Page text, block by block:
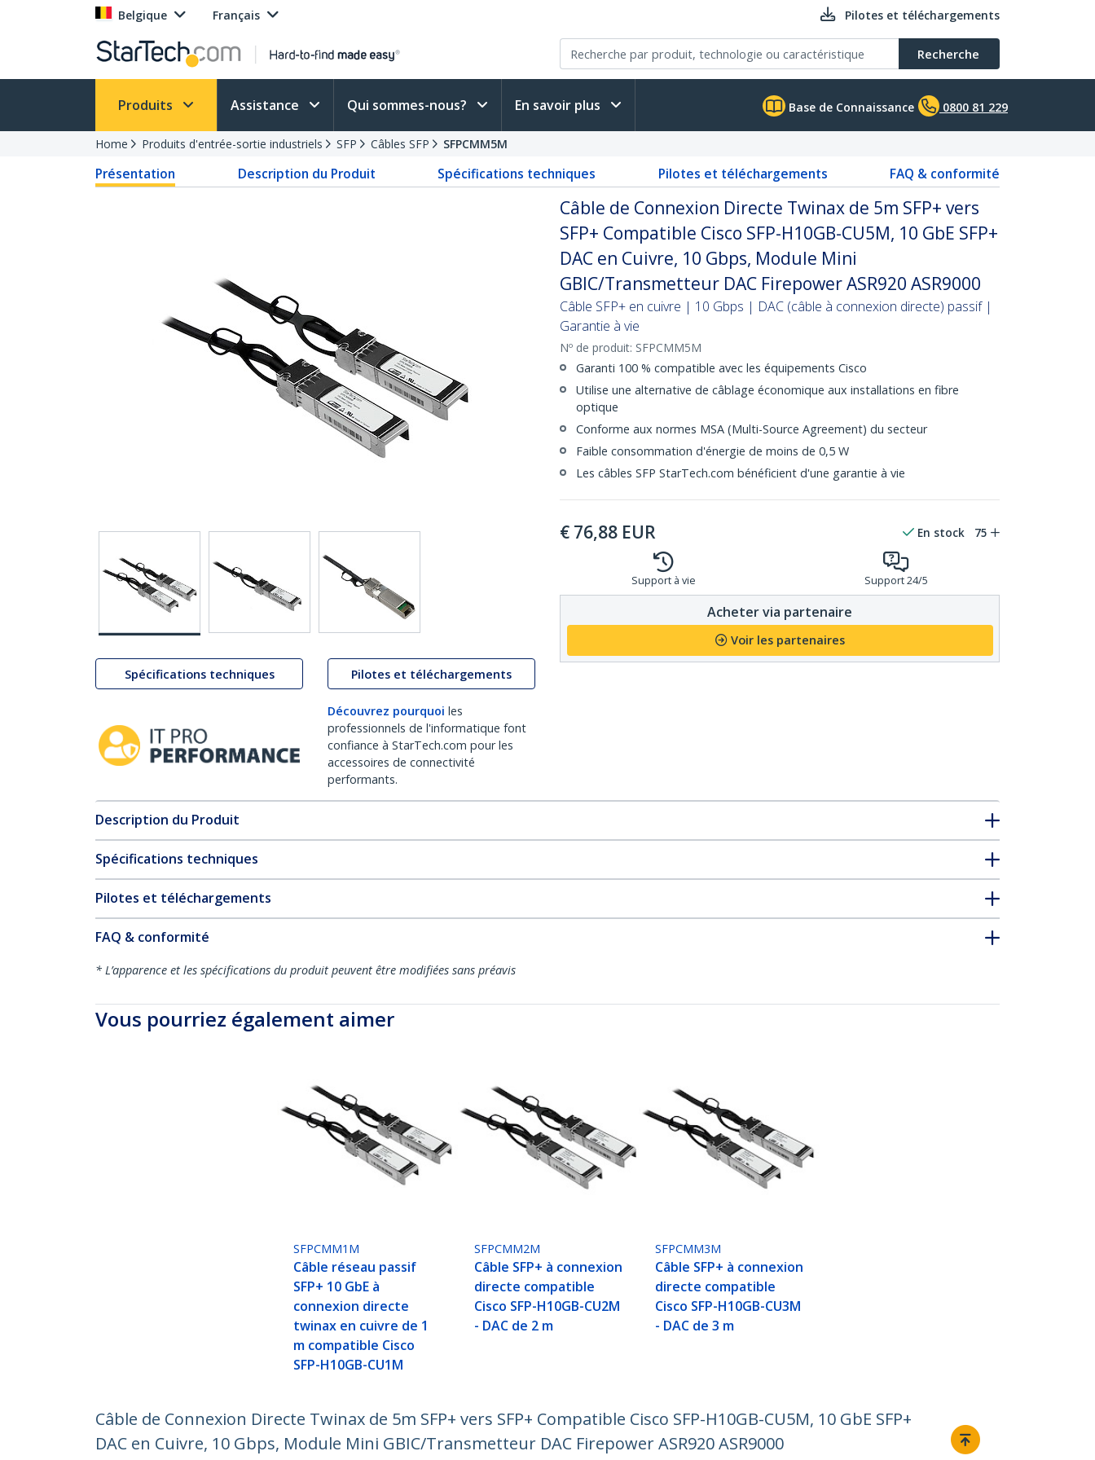
Belgique Français Pilotes et téléchargements
Recherche
Produits Assistance Qui sommes-nous? En savoir plus Base de Connaissance 0800 81 229
Home Produits d'entrée-sortie industriels SFP Câbles SFP SFPCMM5M
Présentation Description du Produit Spécifications techniques Pilotes et téléchargements FAQ & conformité
Spécifications techniques Pilotes et téléchargements
Découvrez pourquoi les
professionnels de l'informatique font
confiance à StarTech.com pour les
accessoires de connectivité
performants.
Câble de Connexion Directe Twinax de 5m SFP+ vers
SFP+ Compatible Cisco SFP-H10GB-CU5M, 10 GbE SFP+
DAC en Cuivre, 10 Gbps, Module Mini
GBIC/Transmetteur DAC Firepower ASR920 ASR9000
Câble SFP+ en cuivre | 10 Gbps | DAC (câble à connexion directe) passif |
Garantie à vie
Nº de produit: SFPCMM5M
Garanti 100 % compatible avec les équipements Cisco
Utilise une alternative de câblage économique aux installations en fibre
optique
Conforme aux normes MSA (Multi-Source Agreement) du secteur
Faible consommation d'énergie de moins de 0,5 W
Les câbles SFP StarTech.com bénéficient d'une garantie à vie
€ 76,88 EUR En stock 75
Support à vie Support 24/5
Acheter via partenaire
Voir les partenaires
Description du Produit
Spécifications techniques
Pilotes et téléchargements
FAQ & conformité
* L’apparence et les spécifications du produit peuvent être modifiées sans préavis
Vous pourriez également aimer
SFPCMM1M
Câble réseau passif
SFP+ 10 GbE à
connexion directe
twinax en cuivre de 1
m compatible Cisco
SFP-H10GB-CU1M
SFPCMM2M
Câble SFP+ à connexion
directe compatible
Cisco SFP-H10GB-CU2M
- DAC de 2 m
SFPCMM3M
Câble SFP+ à connexion
directe compatible
Cisco SFP-H10GB-CU3M
- DAC de 3 m
Câble de Connexion Directe Twinax de 5m SFP+ vers SFP+ Compatible Cisco SFP-H10GB-CU5M, 10 GbE SFP+
DAC en Cuivre, 10 Gbps, Module Mini GBIC/Transmetteur DAC Firepower ASR920 ASR9000